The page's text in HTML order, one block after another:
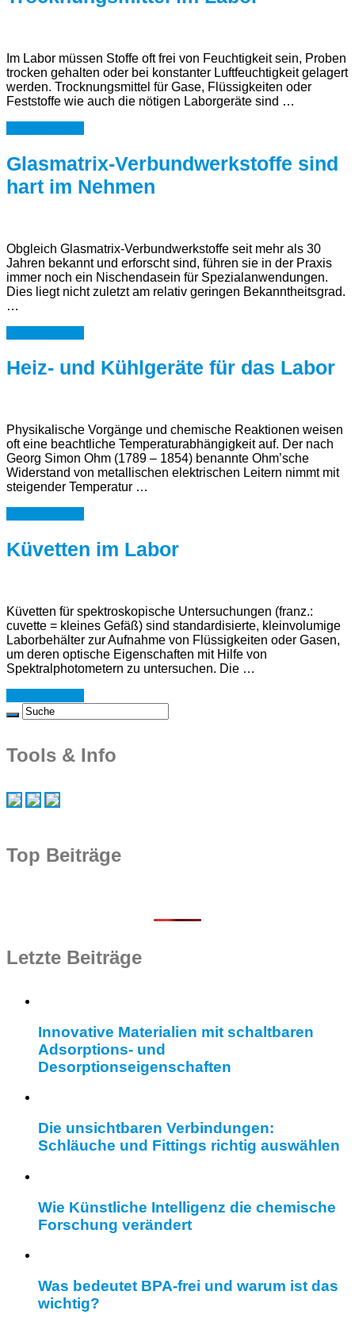
Im Labor müssen Stoffe oft frei von Feuchtigkeit sein, Proben
trocken gehalten oder bei konstanter Luftfeuchtigkeit gelagert
werden. Trocknungsmittel für Gase, Flüssigkeiten oder
Feststoffe wie auch die nötigen Laborgeräte sind …
Glasmatrix-Verbundwerkstoffe sind
hart im Nehmen
Obgleich Glasmatrix-Verbundwerkstoffe seit mehr als 30
Jahren bekannt und erforscht sind, führen sie in der Praxis
immer noch ein Nischendasein für Spezialanwendungen.
Dies liegt nicht zuletzt am relativ geringen Bekanntheitsgrad.
…
Heiz- und Kühlgeräte für das Labor
Physikalische Vorgänge und chemische Reaktionen weisen
oft eine beachtliche Temperaturabhängigkeit auf. Der nach
Georg Simon Ohm (1789 – 1854) benannte Ohm’sche
Widerstand von metallischen elektrischen Leitern nimmt mit
steigender Temperatur …
Küvetten im Labor
Küvetten für spektroskopische Untersuchungen (franz.:
cuvette = kleines Gefäß) sind standardisierte, kleinvolumige
Laborbehälter zur Aufnahme von Flüssigkeiten oder Gasen,
um deren optische Eigenschaften mit Hilfe von
Spektralphotometern zu untersuchen. Die …
Tools & Info
Top Beiträge
Letzte Beiträge
Innovative Materialien mit schaltbaren
Adsorptions- und
Desorptionseigenschaften
Die unsichtbaren Verbindungen:
Schläuche und Fittings richtig auswählen
Wie Künstliche Intelligenz die chemische
Forschung verändert
Was bedeutet BPA-frei und warum ist das
wichtig?